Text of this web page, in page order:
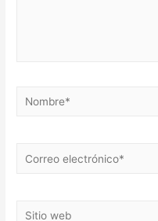
Nombre*
Correo
Sitio